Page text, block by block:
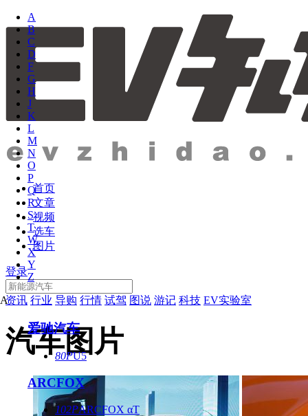
首页
文章
视频
选车
图片
登录
资讯 行业 导购 行情 试驾 图说 游记 科技 EV实验室
汽车图片
A
B
C
D
F
G
H
J
K
L
M
N
O
P
Q
R
S
T
W
X
Y
Z
A
爱驰汽车
80PU5
ARCFOX
102PARCFOX αT